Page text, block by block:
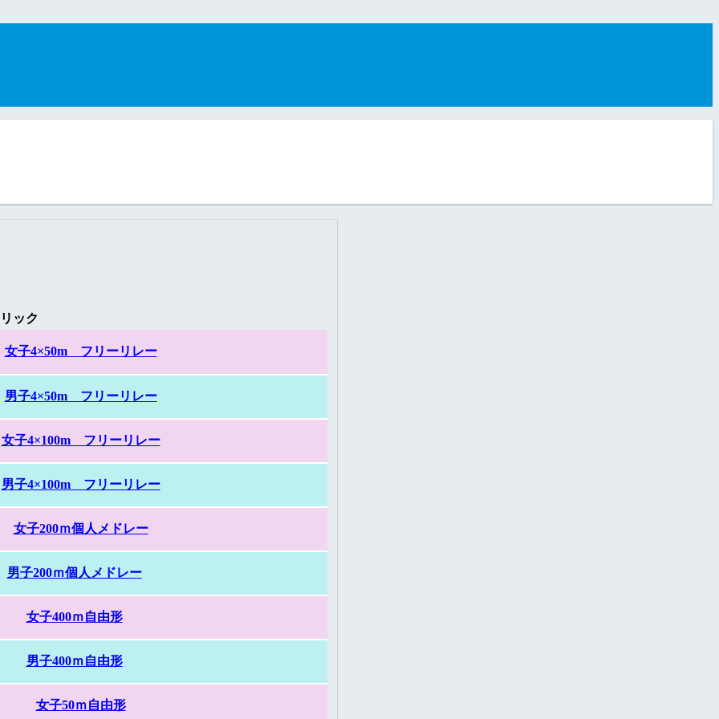
ック
女子4×50m フリーリレー
男子4×50m フリーリレー
女子4×100m フリーリレー
男子4×100m フリーリレー
女子200ｍ個人メドレー
男子200ｍ個人メドレー
女子400ｍ自由形
男子400ｍ自由形
女子50ｍ自由形